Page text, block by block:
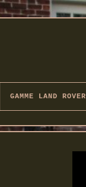
GAMME LAND ROVER